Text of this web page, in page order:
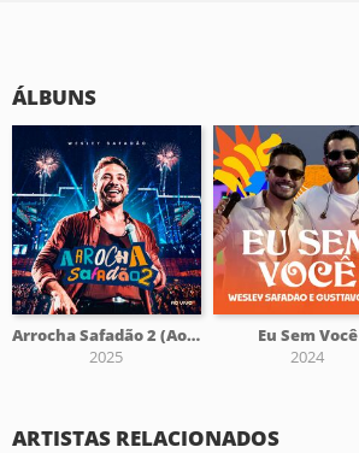
ÁLBUNS
Arrocha Safadão 2 (Ao Vivo)
2025
Eu Sem Você
2024
ARTISTAS RELACIONADOS